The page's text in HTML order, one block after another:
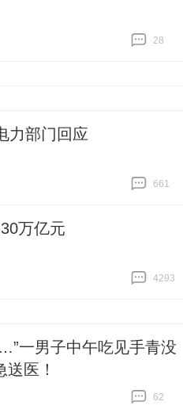
28
力部门回应
661
万亿元
4293
一男子中午吃见手青没
医！
62